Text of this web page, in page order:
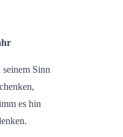
Sinn
es hin